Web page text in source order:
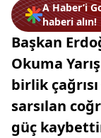
A Haber’i
haberi alın!
Başkan
Okuma
birlik
sarsılan
güç